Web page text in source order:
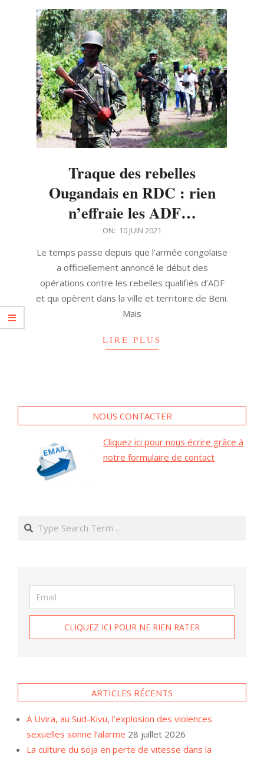
Traque des rebelles
Ougandais en RDC : rien
n’effraie les ADF…
ON: 10 JUIN 2021
Le temps passe depuis que l’armée congolaise
a officiellement annoncé le début des
opérations contre les rebelles qualifiés d’ADF
et qui opèrent dans la ville et territoire de Beni.
Mais
LIRE PLUS
NOUS CONTACTER
Cliquez ici pour nous écrire grâce à
notre formulaire de contact
Search
ARTICLES RÉCENTS
A Uvira, au Sud-Kivu, l’explosion des violences
sexuelles sonne l’alarme 28 juillet 2026
La culture du soja en perte de vitesse dans la